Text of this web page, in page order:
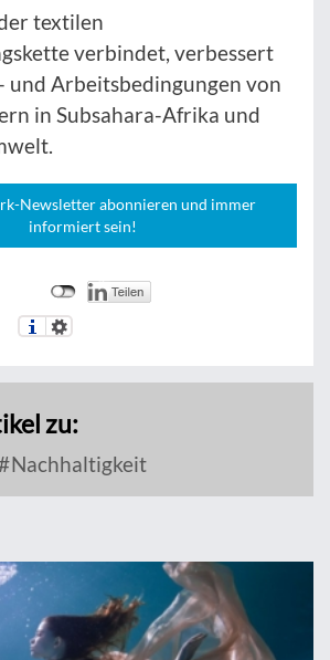
textilen
verbindet, verbessert
und Arbeitsbedingungen von
in Subsahara-Afrika und
Newsletter abonnieren und immer
informiert sein!
zu:
Nachhaltigkeit